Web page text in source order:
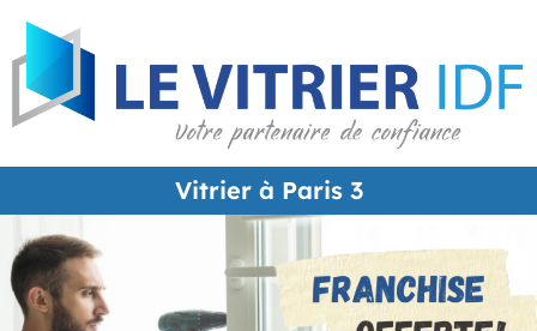
Vitrier à Paris 3